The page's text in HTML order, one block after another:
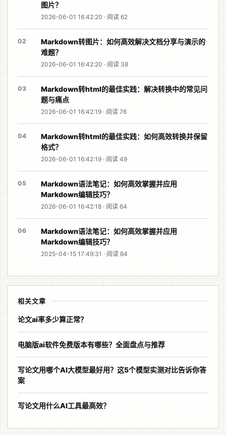
图片？
2026-06-01 16:42:20 · 阅读 62
02
Markdown转图片：如何高效解决文档分享与演示的
难题？
2026-06-01 16:42:20 · 阅读 38
03
Markdown转html的最佳实践：解决转换中的常见问
题与痛点
2026-06-01 16:42:19 · 阅读 76
04
Markdown转html的最佳实践：如何高效转换并保留
格式？
2026-06-01 16:42:19 · 阅读 49
05
Markdown语法笔记：如何高效掌握并应用
Markdown编辑技巧？
2026-06-01 16:42:18 · 阅读 64
06
Markdown语法笔记：如何高效掌握并应用
Markdown编辑技巧？
2025-04-15 17:49:31 · 阅读 84
相关文章
论文ai率多少算正常？
电脑版ai软件免费版本有哪些？全面盘点与推荐
写论文用哪个AI大模型最好用？这5个模型实测对比告诉你答
案
写论文用什么AI工具最高效？